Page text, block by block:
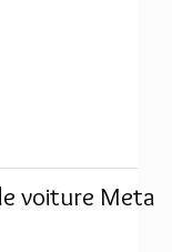
voiture Meta